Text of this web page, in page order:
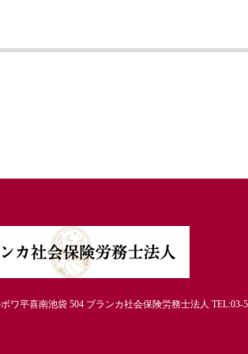
ワ平喜南池袋 504 ブランカ社会保険労務士法人 TEL:03-